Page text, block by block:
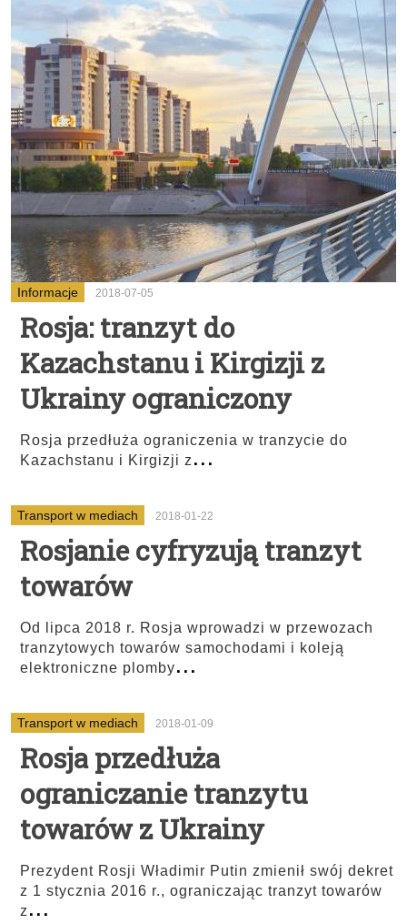
Informacje 2018-07-05
Rosja: tranzyt do
Kazachstanu i Kirgizji z
Ukrainy ograniczony
Rosja przedłuża ograniczenia w tranzycie do
Kazachstanu i Kirgizji z...
Transport w mediach 2018-01-22
Rosjanie cyfryzują tranzyt
towarów
Od lipca 2018 r. Rosja wprowadzi w przewozach
tranzytowych towarów samochodami i koleją
elektroniczne plomby...
Transport w mediach 2018-01-09
Rosja przedłuża
ograniczanie tranzytu
towarów z Ukrainy
Prezydent Rosji Władimir Putin zmienił swój dekret
z 1 stycznia 2016 r., ograniczając tranzyt towarów
z ...